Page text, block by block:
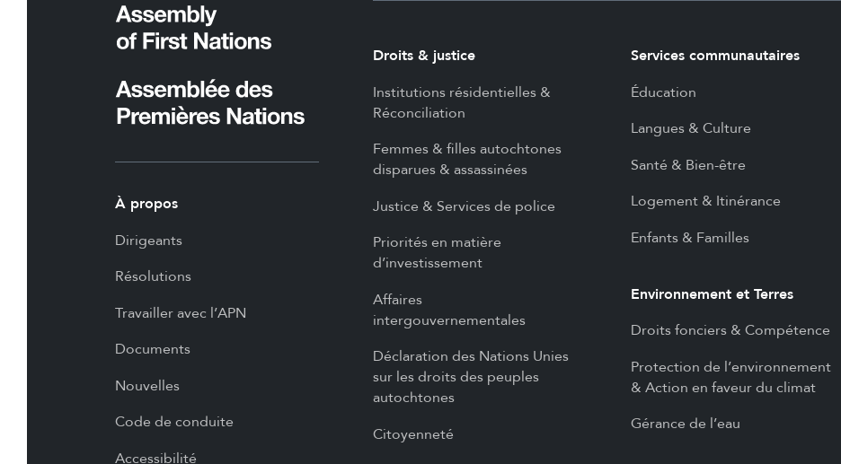
À propos
Dirigeants
Résolutions
Travailler avec l’APN
Documents
Nouvelles
Code de conduite
Accessibilité
Droits & justice
Institutions résidentielles &
Réconciliation
Femmes & filles autochtones
disparues & assassinées
Justice & Services de police
Priorités en matière
d’investissement
Affaires
intergouvernementales
Déclaration des Nations Unies
sur les droits des peuples
autochtones
Citoyenneté
Services communautaires
Éducation
Langues & Culture
Santé & Bien-être
Logement & Itinérance
Enfants & Familles
Environnement et Terres
Droits fonciers & Compétence
Protection de l’environnement
& Action en faveur du climat
Gérance de l’eau